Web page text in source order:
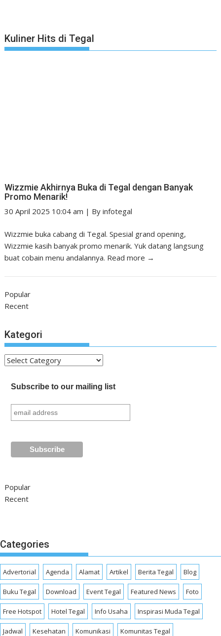
Kuliner Hits di Tegal
Wizzmie Akhirnya Buka di Tegal dengan Banyak
Promo Menarik!
30 April 2025 10:04 am | Byinfotegal
Wizzmie buka cabang di Tegal. Spesial grand opening,
Wizzmie kasih banyak promo menarik. Yuk datang langsung
buat cobain menu andalannya. Read more →
Popular
Recent
Kategori
Kategori
Subscribe to our mailing list
Popular
Recent
Categories
Advertorial Agenda Alamat Artikel Berita Tegal Blog
Buku Tegal Download Event Tegal Featured News Foto
Free Hotspot Hotel Tegal Info Usaha Inspirasi Muda Tegal
Jadwal Kesehatan Komunikasi Komunitas Tegal